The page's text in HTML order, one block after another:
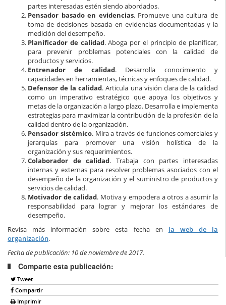
partes interesadas estén siendo abordados.
Pensador basado en evidencias. Promueve una cultura de
toma de decisiones basada en evidencias documentadas y la
medición del desempeño.
Planificador de calidad. Aboga por el principio de planificar,
para prevenir problemas potenciales con la calidad de
productos y servicios.
Entrenador de calidad. Desarrolla conocimiento y
capacidades en herramientas, técnicas y enfoques de calidad.
Defensor de la calidad. Articula una visión clara de la calidad
como un imperativo estratégico que apoya los objetivos y
metas de la organización a largo plazo. Desarrolla e implementa
estrategias para maximizar la contribución de la profesión de la
calidad dentro de la organización.
Pensador sistémico. Mira a través de funciones comerciales y
jerarquías para promover una visión holística de la
organización y sus requerimientos.
Colaborador de calidad. Trabaja con partes interesadas
internas y externas para resolver problemas asociados con el
desempeño de la organización y el suministro de productos y
servicios de calidad.
Motivador de calidad. Motiva y empodera a otros a asumir la
responsabilidad para lograr y mejorar los estándares de
desempeño.
Revisa más información sobre esta fecha en la web de la
organización.
Fecha de publicación: 10 de noviembre de 2017.
Comparte esta publicación:
Tweet
Compartir
Imprimir